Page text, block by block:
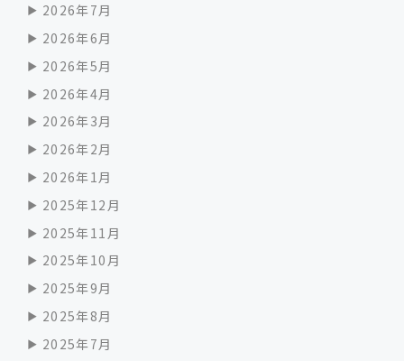
2026年7月
2026年6月
2026年5月
2026年4月
2026年3月
2026年2月
2026年1月
2025年12月
2025年11月
2025年10月
2025年9月
2025年8月
2025年7月